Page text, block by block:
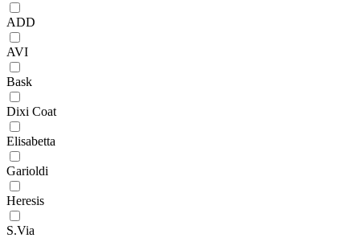
ADD
AVI
Bask
Dixi Coat
Elisabetta
Garioldi
Heresis
S.Via